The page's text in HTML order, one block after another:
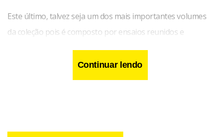
Este último, talvez seja um dos mais importantes volumes
da coleção pois é composto por ensaios reunidos e
organizados por Leyla Perrone-Moisés. Segundo Leyla,
sem dúvidas a maior responsável pela divulgação da obra
de Barthes no Brasil, eles vêm repor Barthes em circulação.
Continuar lendo